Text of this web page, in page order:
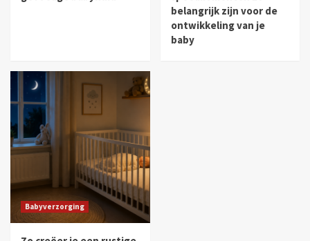
Hoe kies je de perfecte babynaam?
belangrijk zijn voor de
ontwikkeling van je
baby
Babyverzorging